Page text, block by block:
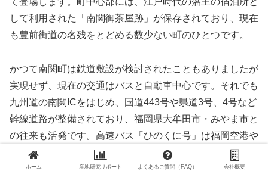
して利用された「南関御茶屋跡」が保存されており、現在
も豊前街道の名残をとどめる数少ない町のひとつです。
かつて南関町は鉄道敷設が検討されたこともありましたが
実現せず、現在の交通はバスと自動車中心です。それでも
九州道の南関ICをはじめ、国道443号や県道3号、4号など
幹線道路が整備されており、福岡県大牟田市・みやま市と
の往来も活発です。高速バス「ひのくに号」は福岡空港や
熊本市方面へのアクセスを担っており、町内には複数の路
線バスと拠点停留所も設けられています。
ホーム 産地研究リポート よくあるご質問（FAQ） 会社概要